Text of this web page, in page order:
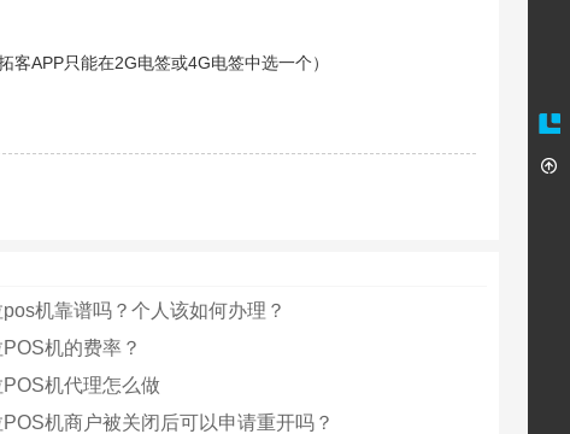
APP只能在2G电签或4G电签中选一个）
机靠谱吗？个人该如何办理？
机的费率？
机代理怎么做
机商户被关闭后可以申请重开吗？